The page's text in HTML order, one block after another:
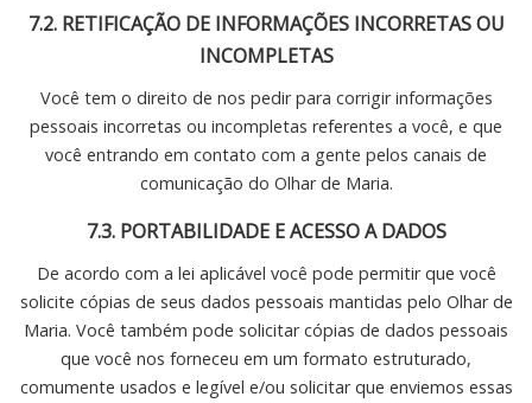
7.2. RETIFICAÇÃO DE INFORMAÇÕES INCORRETAS OU
INCOMPLETAS
Você tem o direito de nos pedir para corrigir informações
pessoais incorretas ou incompletas referentes a você, e que
você entrando em contato com a gente pelos canais de
comunicação do Olhar de Maria.
7.3. PORTABILIDADE E ACESSO A DADOS
De acordo com a lei aplicável você pode permitir que você
solicite cópias de seus dados pessoais mantidas pelo Olhar de
Maria. Você também pode solicitar cópias de dados pessoais
que você nos forneceu em um formato estruturado,
comumente usados e legível e/ou solicitar que enviemos essas